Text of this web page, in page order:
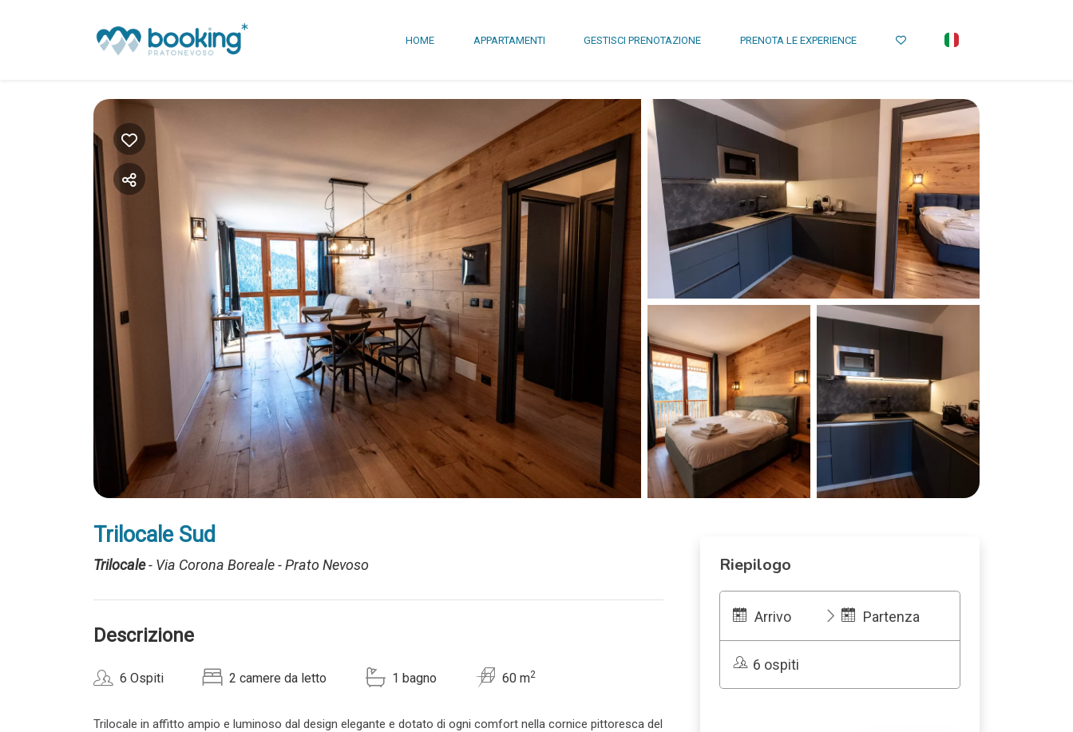
HOME APPARTAMENTI GESTISCI PRENOTAZIONE PRENOTA LE EXPERIENCE
Trilocale Sud
Trilocale- Via Corona Boreale - Prato Nevoso
Descrizione
6 Ospiti 2 camere da letto 1 bagno 60 m2
Trilocale in affitto ampio e luminoso dal design elegante e dotato di ogni comfort nella cornice pittoresca del
Riepilogo
Arrivo Partenza
6 ospiti